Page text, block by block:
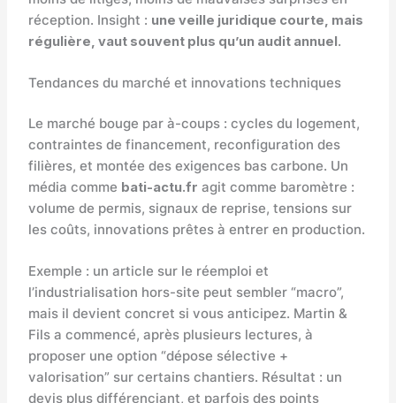
réception. Insight : une veille juridique courte, mais
régulière, vaut souvent plus qu’un audit annuel.
Tendances du marché et innovations techniques
Le marché bouge par à-coups : cycles du logement,
contraintes de financement, reconfiguration des
filières, et montée des exigences bas carbone. Un
média comme bati-actu.fr agit comme baromètre :
volume de permis, signaux de reprise, tensions sur
les coûts, innovations prêtes à entrer en production.
Exemple : un article sur le réemploi et
l’industrialisation hors-site peut sembler “macro”,
mais il devient concret si vous anticipez. Martin &
Fils a commencé, après plusieurs lectures, à
proposer une option “dépose sélective +
valorisation” sur certains chantiers. Résultat : un
devis plus différenciant, et parfois des points